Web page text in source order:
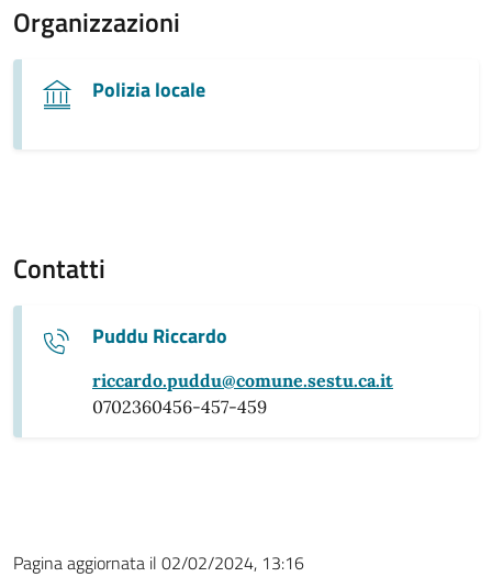
Organizzazioni
Polizia locale
Contatti
Puddu Riccardo
riccardo.puddu@comune.sestu.ca.it
0702360456-457-459
Pagina aggiornata il 02/02/2024, 13:16